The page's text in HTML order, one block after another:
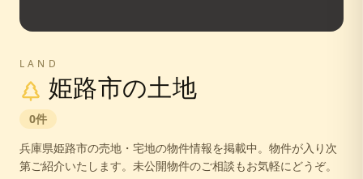
LAND
姫路市の土地
0件
兵庫県姫路市の売地・宅地の物件情報を掲載中。 物件が入り次
第ご紹介いたします。未公開物件のご相談もお気軽にどうぞ。